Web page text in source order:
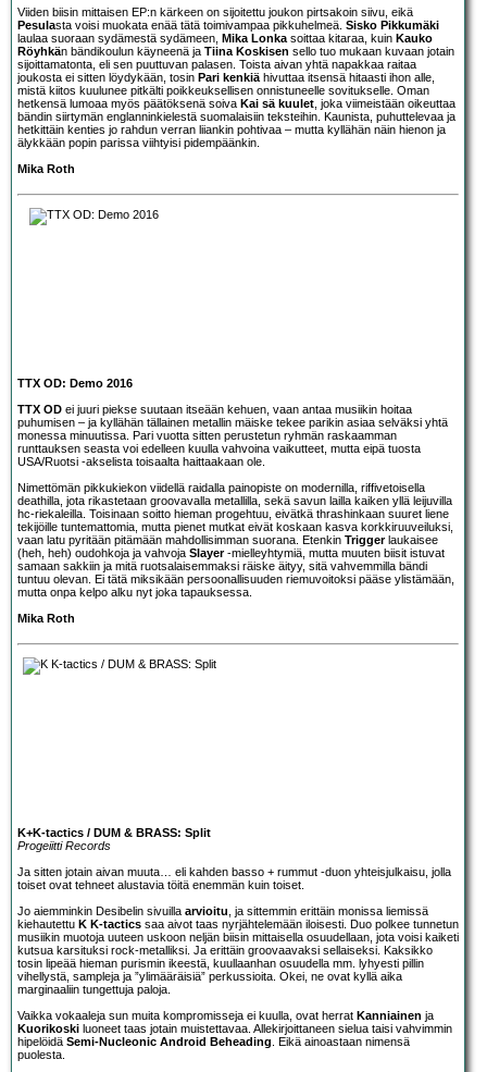
Viiden biisin mittaisen EP:n kärkeen on sijoitettu joukon pirtsakoin siivu, eikä
Pesulasta voisi muokata enää tätä toimivampaa pikkuhelmeä. Sisko Pikkumäki
laulaa suoraan sydämestä sydämeen, Mika Lonka soittaa kitaraa, kuin Kauko
Röyhkän bändikoulun käyneenä ja Tiina Koskisen sello tuo mukaan kuvaan jotain
sijoittamatonta, eli sen puuttuvan palasen. Toista aivan yhtä napakkaa raitaa
joukosta ei sitten löydykään, tosin Pari kenkiä hivuttaa itsensä hitaasti ihon alle,
mistä kiitos kuulunee pitkälti poikkeuksellisen onnistuneelle sovitukselle. Oman
hetkensä lumoaa myös päätöksenä soiva Kai sä kuulet , joka viimeistään oikeuttaa
bändin siirtymän englanninkielestä suomalaisiin teksteihin. Kaunista, puhuttelevaa ja
hetkittäin kenties jo rahdun verran liiankin pohtivaa – mutta kyllähän näin hienon ja
älykkään popin parissa viihtyisi pidempäänkin.
Mika Roth
TTX OD: Demo 2016
TTX OD ei juuri piekse suutaan itseään kehuen, vaan antaa musiikin hoitaa
puhumisen – ja kyllähän tällainen metallin mäiske tekee parikin asiaa selväksi yhtä
monessa minuutissa. Pari vuotta sitten perustetun ryhmän raskaamman
runttauksen seasta voi edelleen kuulla vahvoina vaikutteet, mutta eipä tuosta
USA/Ruotsi -akselista toisaalta haittaakaan ole.
Nimettömän pikkukiekon viidellä raidalla painopiste on modernilla, riffivetoisella
deathilla, jota rikastetaan groovavalla metallilla, sekä savun lailla kaiken yllä leijuvilla
hc-riekaleilla. Toisinaan soitto hieman progehtuu, eivätkä thrashinkaan suuret liene
tekijöille tuntemattomia, mutta pienet mutkat eivät koskaan kasva korkkiruuveiluksi,
vaan latu pyritään pitämään mahdollisimman suorana. Etenkin Triggerlaukaisee
(heh, heh) oudohkoja ja vahvoja Slayer-mielleyhtymiä, mutta muuten biisit istuvat
samaan sakkiin ja mitä ruotsalaisemmaksi räiske äityy, sitä vahvemmilla bändi
tuntuu olevan. Ei tätä miksikään persoonallisuuden riemuvoitoksi pääse ylistämään,
mutta onpa kelpo alku nyt joka tapauksessa.
Mika Roth
K+K-tactics / DUM & BRASS: Split
Progeiitti Records
Ja sitten jotain aivan muuta… eli kahden basso + rummut -duon yhteisjulkaisu, jolla
toiset ovat tehneet alustavia töitä enemmän kuin toiset.
Jo aiemminkin Desibelin sivuilla arvioitu , ja sittemmin erittäin monissa liemissä
kiehautettu K K-tactics saa aivot taas nyrjähtelemään iloisesti. Duo polkee tunnetun
musiikin muotoja uuteen uskoon neljän biisin mittaisella osuudellaan, jota voisi kaiketi
kutsua karsituksi rock-metalliksi. Ja erittäin groovaavaksi sellaiseksi. Kaksikko
tosin lipeää hieman purismin ikeestä, kuullaanhan osuudella mm. lyhyesti pillin
vihellystä, sampleja ja ”ylimääräisiä” perkussioita. Okei, ne ovat kyllä aika
marginaaliin tungettuja paloja.
Vaikka vokaaleja sun muita kompromisseja ei kuulla, ovat herrat Kanniainen ja
Kuorikoski luoneet taas jotain muistettavaa. Allekirjoittaneen sielua taisi vahvimmin
hipelöidä Semi-Nucleonic Android Beheading . Eikä ainoastaan nimensä
puolesta.